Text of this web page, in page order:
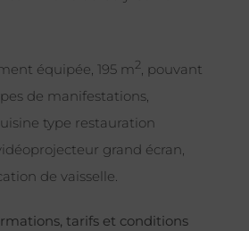
équipée, 195 m2, pouvant
de manifestations,
type restauration
grand écran,
de vaisselle.
tarifs et conditions